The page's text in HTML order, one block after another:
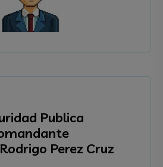
Publica
Perez Cruz